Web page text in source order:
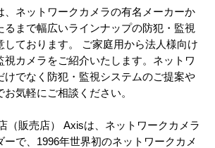
、ネットワークカメラの有名メーカーか
るまで幅広いラインナップの防犯・監視
しております。 ご家庭用から法人様向け
視カメラをご紹介いたします。ネットワ
けでなく防犯・監視システムのご提案や
気軽にご相談ください。
（販売店） Axisは、ネットワークカメラ
ーで、1996年世界初のネットワークカメ